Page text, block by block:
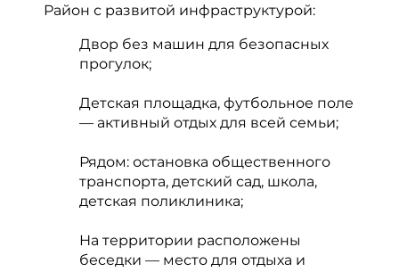
Район с развитой инфраструктурой:
Двор без машин для безопасных
прогулок;
Детская площадка, футбольное поле
— активный отдых для всей семьи;
Рядом: остановка общественного
транспорта, детский сад, школа,
детская поликлиника;
На территории расположены
беседки — место для отдыха и